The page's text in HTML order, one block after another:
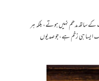
کے ساتھ مدھم نہیں ہوتے، بلکہ ہر
ایسا ہی زخم ہے، جو صدیوں